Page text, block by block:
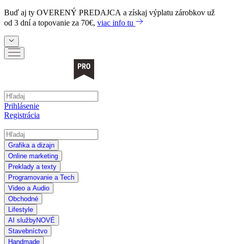
Buď aj ty OVERENÝ PREDAJCA a získaj výplatu zárobkov už
od 3 dní a topovanie za 70€, viac info tu
Prihlásenie
Registrácia
Grafika a dizajn
Online marketing
Preklady a texty
Programovanie a Tech
Video a Audio
Obchodné
Lifestyle
AI službyNOVÉ
Stavebníctvo
Handmade